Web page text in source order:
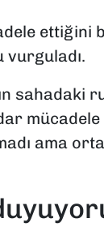
ettiğini
sahadaki
mücadele
ama